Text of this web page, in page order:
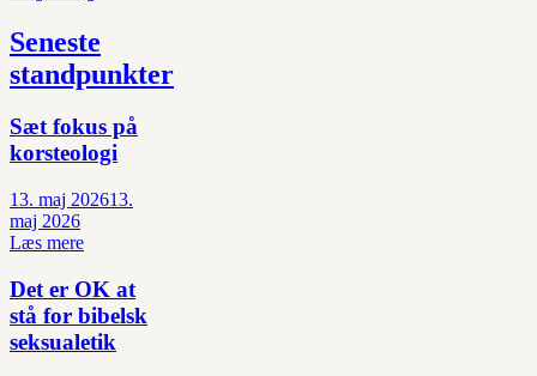
Seneste
standpunkter
Sæt fokus på
korsteologi
13. maj 202613.
maj 2026
Læs mere
Det er OK at
stå for bibelsk
seksualetik